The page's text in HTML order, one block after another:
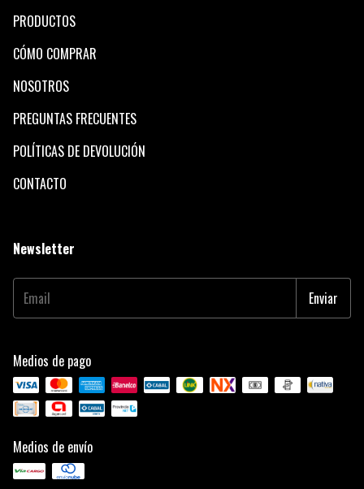
PRODUCTOS
CÓMO COMPRAR
NOSOTROS
PREGUNTAS FRECUENTES
POLÍTICAS DE DEVOLUCIÓN
CONTACTO
Newsletter
Medios de pago
Medios de envío